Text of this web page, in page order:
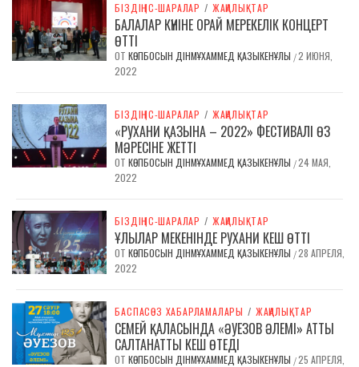
БІЗДІҢ ІС-ШАРАЛАР / ЖАҢАЛЫҚТАР
БАЛАЛАР КҮНІНЕ ОРАЙ МЕРЕКЕЛІК КОНЦЕРТ
ӨТТІ
ОТ КӨПБОСЫН ДІНМҰХАММЕД ҚАЗЫКЕНҰЛЫ /2 ИЮНЯ,
2022
БІЗДІҢ ІС-ШАРАЛАР / ЖАҢАЛЫҚТАР
«РУХАНИ ҚАЗЫНА – 2022» ФЕСТИВАЛІ ӨЗ
МӘРЕСІНЕ ЖЕТТІ
ОТ КӨПБОСЫН ДІНМҰХАММЕД ҚАЗЫКЕНҰЛЫ /24 МАЯ,
2022
БІЗДІҢ ІС-ШАРАЛАР / ЖАҢАЛЫҚТАР
ҰЛЫЛАР МЕКЕНІНДЕ РУХАНИ КЕШ ӨТТІ
ОТ КӨПБОСЫН ДІНМҰХАММЕД ҚАЗЫКЕНҰЛЫ /28 АПРЕЛЯ,
2022
БАСПАСӨЗ ХАБАРЛАМАЛАРЫ / ЖАҢАЛЫҚТАР
СЕМЕЙ ҚАЛАСЫНДА «ӘУЕЗОВ ӘЛЕМІ» АТТЫ
САЛТАНАТТЫ КЕШ ӨТЕДІ
ОТ КӨПБОСЫН ДІНМҰХАММЕД ҚАЗЫКЕНҰЛЫ /25 АПРЕЛЯ,